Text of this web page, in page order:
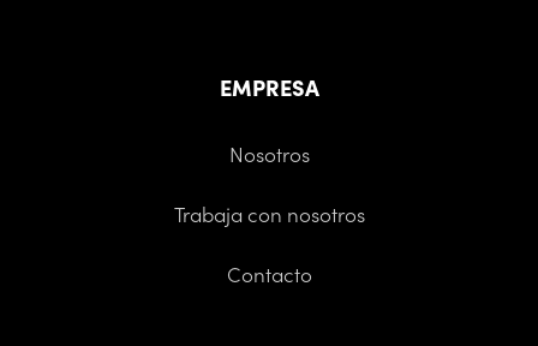
EMPRESA
Nosotros
Trabaja con nosotros
Contacto